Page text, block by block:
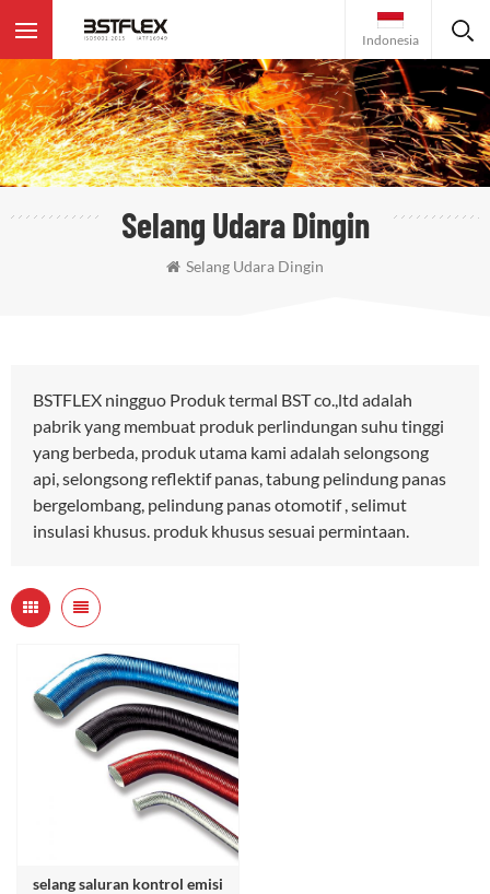
Indonesia
Selang Udara Dingin
Selang Udara Dingin
BSTFLEX ningguo Produk termal BST co.,ltd adalah
pabrik yang membuat produk perlindungan suhu tinggi
yang berbeda, produk utama kami adalah selongsong
api, selongsong reflektif panas, tabung pelindung panas
bergelombang, pelindung panas otomotif , selimut
insulasi khusus. produk khusus sesuai permintaan.
selang saluran kontrol emisi